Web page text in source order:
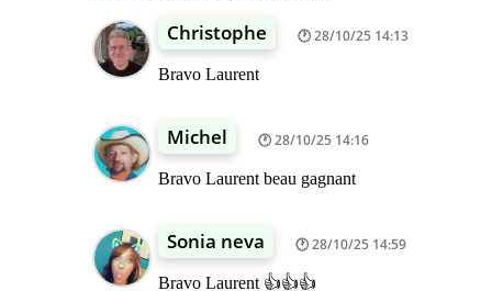
Christophe 28/10/25 14:13
Bravo Laurent
Michel 28/10/25 14:16
Bravo Laurent beau gagnant
Sonia neva 28/10/25 14:59
Bravo Laurent 👍👍👍